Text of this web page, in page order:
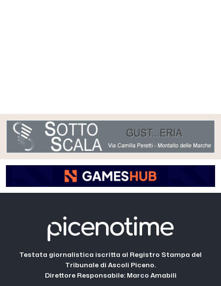
Testata giornalistica iscritta al Registro Stampa del
Tribunale di Ascoli Piceno.
Direttore Responsabile: Marco Amabili